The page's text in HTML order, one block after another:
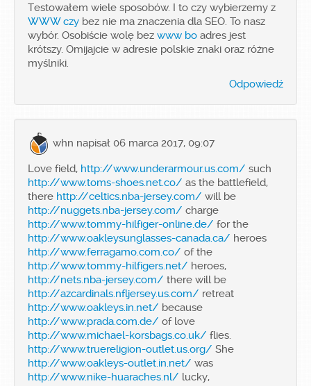
Testowałem wiele sposobów. I to czy wybierzemy z
WWW czy bez nie ma znaczenia dla SEO. To nasz
wybór. Osobiście wolę bez www bo adres jest
krótszy. Omijajcie w adresie polskie znaki oraz różne
myślniki.
Odpowiedź
whn napisał 06 marca 2017, 09:07
Love field, http://www.underarmour.us.com/ such
http://www.toms-shoes.net.co/ as the battlefield,
there http://celtics.nba-jersey.com/ will be
http://nuggets.nba-jersey.com/ charge
http://www.tommy-hilfiger-online.de/ for the
http://www.oakleysunglasses-canada.ca/ heroes
http://www.ferragamo.com.co/ of the
http://www.tommy-hilfigers.net/ heroes,
http://nets.nba-jersey.com/ there will be
http://azcardinals.nfljersey.us.com/ retreat
http://www.oakleys.in.net/ because
http://www.prada.com.de/ of love
http://www.michael-korsbags.co.uk/ flies.
http://www.truereligion-outlet.us.org/ She
http://www.oakleys-outlet.in.net/ was
http://www.nike-huaraches.nl/ lucky,